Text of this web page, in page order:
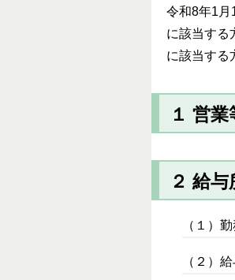
令和8年1月
に該当する
に該当する
１ 営
２ 給
（１）
（２）